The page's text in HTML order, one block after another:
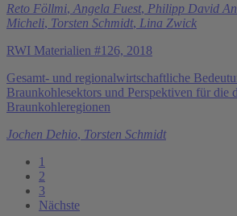
Reto Föllmi, Angela Fuest, Philipp David
Micheli, Torsten Schmidt, Lina Zwick
RWI Materialien #126, 2018
Gesamt- und regionalwirtschaftliche
Braunkohlesektors und Perspektiven für die
Braunkohleregionen
Jochen Dehio, Torsten Schmidt
1
2
3
Nächste